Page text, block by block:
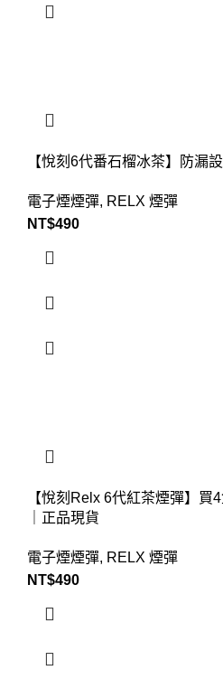
【悅刻6代番石榴冰茶】防漏
電子煙煙彈, RELX 煙彈
NT$490
【悅刻Relx 6代紅茶煙彈】買
｜正品現貨
電子煙煙彈, RELX 煙彈
NT$490